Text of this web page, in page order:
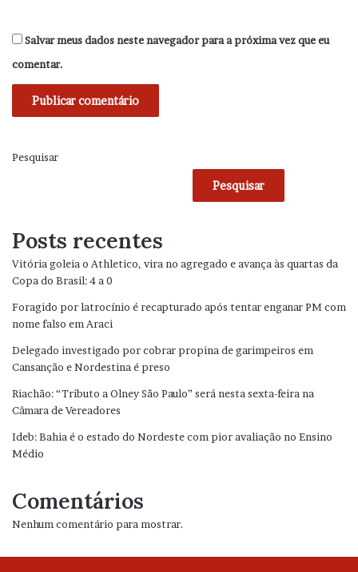
Salvar meus dados neste navegador para a próxima vez que eu
comentar.
Pesquisar
Pesquisar
Posts recentes
Vitória goleia o Athletico, vira no agregado e avança às quartas da
Copa do Brasil: 4 a 0
Foragido por latrocínio é recapturado após tentar enganar PM com
nome falso em Araci
Delegado investigado por cobrar propina de garimpeiros em
Cansanção e Nordestina é preso
Riachão: “Tributo a Olney São Paulo” será nesta sexta-feira na
Câmara de Vereadores
Ideb: Bahia é o estado do Nordeste com pior avaliação no Ensino
Médio
Comentários
Nenhum comentário para mostrar.